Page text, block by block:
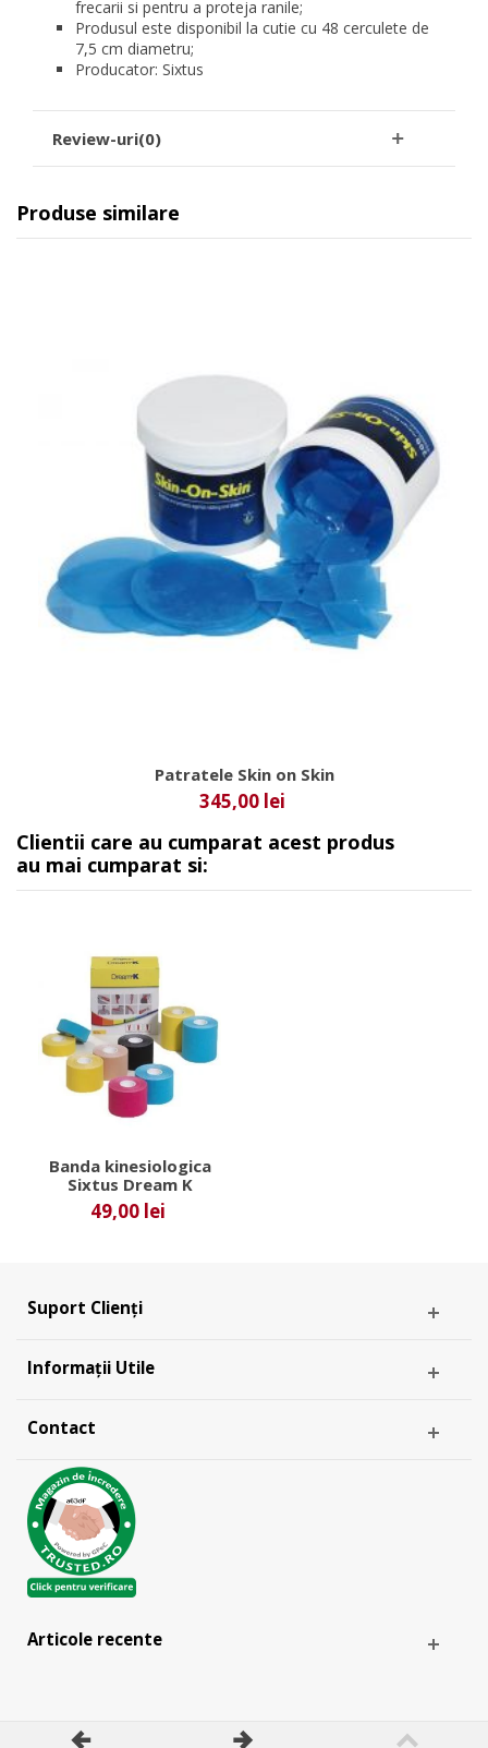
frecarii si pentru a proteja ranile;
Produsul este disponibil la cutie cu 48 cerculete de
7,5 cm diametru;
Producator: Sixtus
Review-uri(0)
Produse similare
Patratele Skin on Skin
345,00 lei
Clientii care au cumparat acest produs
au mai cumparat si:
Banda kinesiologica
Sixtus Dream K
49,00 lei
Suport Clienți
Informații Utile
Contact
Articole recente